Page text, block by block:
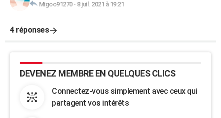
Migoo91270- 8 juil. 2021 à 19:21
4 réponses
DEVENEZ MEMBRE EN QUELQUES CLICS
Connectez-vous simplement avec ceux qui
partagent vos intérêts